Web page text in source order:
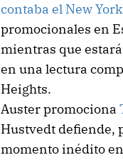
contaba el New
promocionales en
mientras que
en una lectura
Heights.
Auster promociona
Hustvedt defiende,
momento inédito